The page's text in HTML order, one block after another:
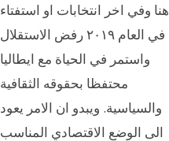
هنا وفي اخر انتخابات او استفتاء
في العام ٢٠١٩ رفض الاستقلال
واستمر في الحياة مع ايطاليا
محتفظا بحقوقه الثقافية
والسياسية. ويبدو ان الامر يعود
الى الوضع الاقتصادي المناسب